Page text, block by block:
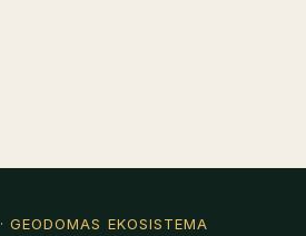
· GEODOMAS EKOSISTEMA